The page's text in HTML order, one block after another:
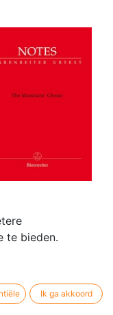
- The Musicians'
Notebook
red cover)
te bieden.
Ik ga akkoord